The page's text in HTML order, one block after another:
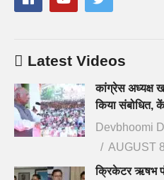
Latest Videos
कांग्रेस अध्यक्ष
किया संबोधित,
Devbhoomi
AUGUST
क्रिकेटर ऋषभ